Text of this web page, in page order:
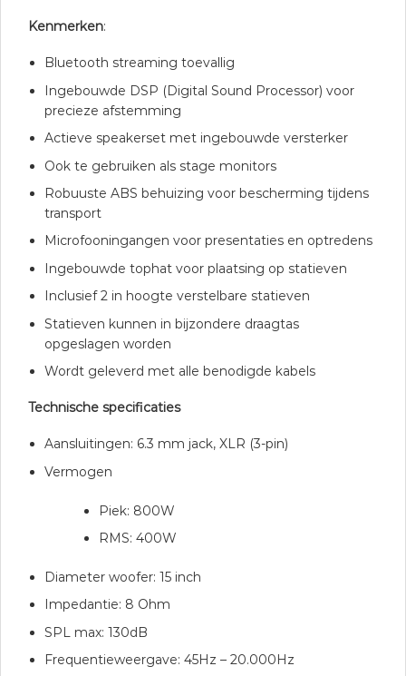
Kenmerken:
Bluetooth streaming toevallig
Ingebouwde DSP (Digital Sound Processor) voor
precieze afstemming
Actieve speakerset met ingebouwde versterker
Ook te gebruiken als stage monitors
Robuuste ABS behuizing voor bescherming tijdens
transport
Microfooningangen voor presentaties en optredens
Ingebouwde tophat voor plaatsing op statieven
Inclusief 2 in hoogte verstelbare statieven
Statieven kunnen in bijzondere draagtas
opgeslagen worden
Wordt geleverd met alle benodigde kabels
Technische specificaties
Aansluitingen: 6.3 mm jack, XLR (3-pin)
Vermogen
Piek: 800W
RMS: 400W
Diameter woofer: 15 inch
Impedantie: 8 Ohm
SPL max: 130dB
Frequentieweergave: 45Hz – 20.000Hz